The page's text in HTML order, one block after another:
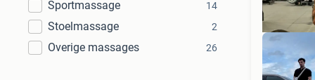
Sportmassage 14
Stoelmassage 2
Overige massages 26